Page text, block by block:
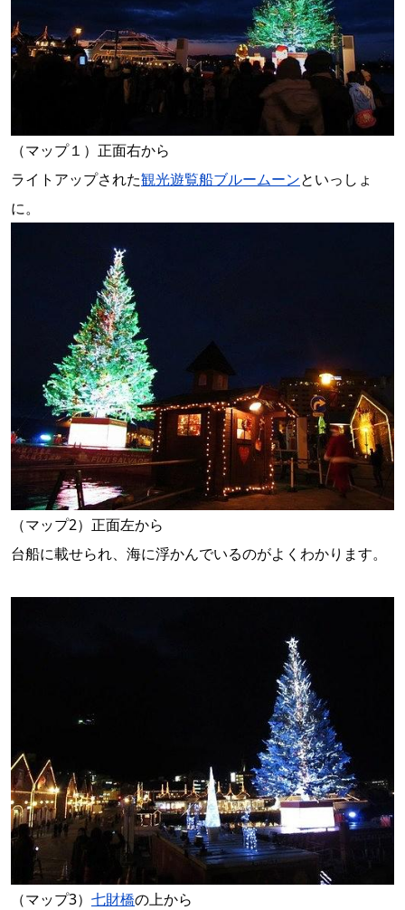
（マップ１）正面右から
ライトアップされた観光遊覧船ブルームーンといっしょ
に。
（マップ2）正面左から
台船に載せられ、海に浮かんでいるのがよくわかります。
（マップ3） 七財橋の上から